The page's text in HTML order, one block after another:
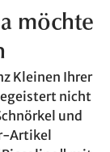
möchte
Kleinen Ihrer
nicht
und
Artikel